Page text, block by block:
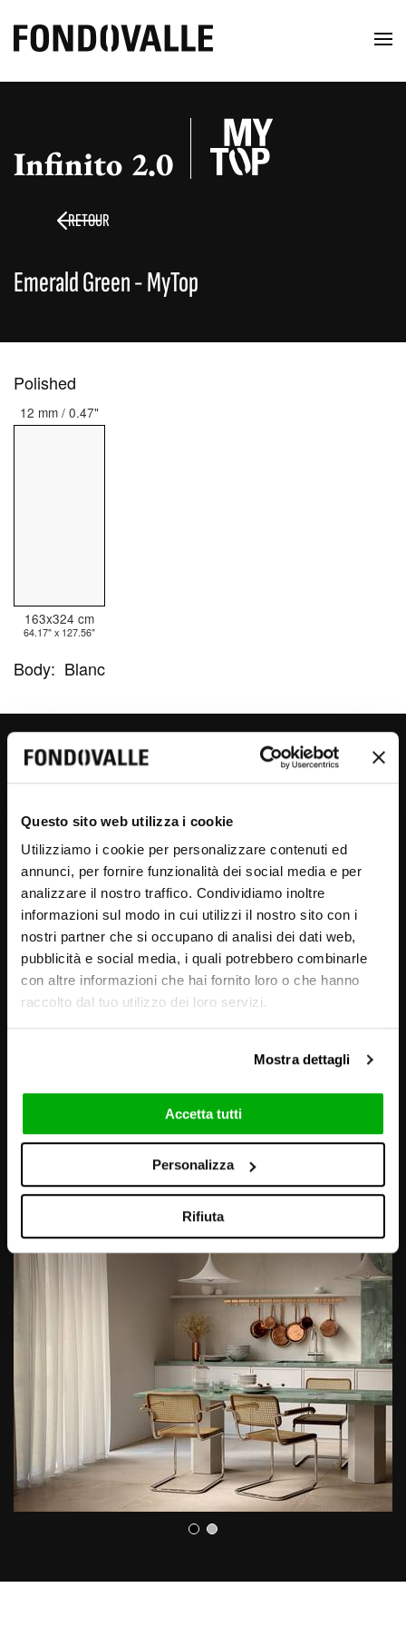
Questo sito web utilizza i cookie
Utilizziamo i cookie per personalizzare contenuti ed
annunci, per fornire funzionalità dei social media e per
analizzare il nostro traffico. Condividiamo inoltre
informazioni sul modo in cui utilizzi il nostro sito con i
nostri partner che si occupano di analisi dei dati web,
pubblicità e social media, i quali potrebbero combinarle
con altre informazioni che hai fornito loro o che hanno
raccolto dal tuo utilizzo dei loro servizi.
Mostra dettagli
Accetta tutti
Personalizza
Rifiuta
RETOUR
Infinito 2.0
Emerald Green - MyTop
Polished
12 mm / 0.47"
163x324 cm
64.17" x 127.56"
Body: Blanc
EMERALD GREEN
VISUELS ET AMBIANCES